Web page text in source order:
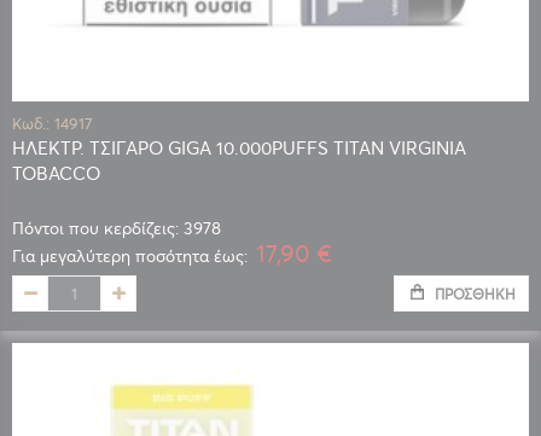
Κωδ.: 14917
ΗΛΕΚΤΡ. ΤΣΙΓΑΡΟ GIGA 10.000PUFFS TITAN VIRGINIA
TOBACCO
Πόντοι που κερδίζεις: 3978
Για μεγαλύτερη ποσότητα έως: 17,90 €
ΠΡΟΣΘΉΚΗ